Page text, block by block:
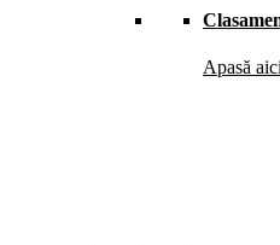
Apasă